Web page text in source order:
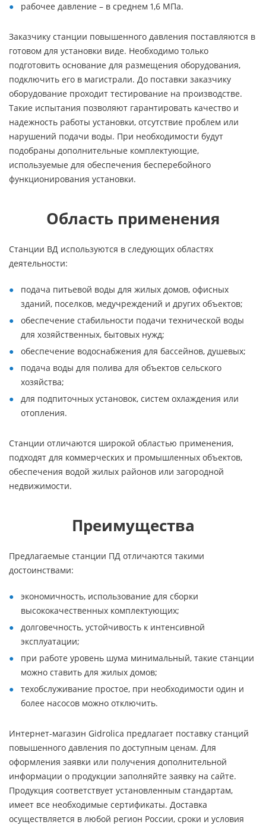
рабочее давление – в среднем 1,6 МПа.
Заказчику станции повышенного давления поставляются в
готовом для установки виде. Необходимо только
подготовить основание для размещения оборудования,
подключить его в магистрали. До поставки заказчику
оборудование проходит тестирование на производстве.
Такие испытания позволяют гарантировать качество и
надежность работы установки, отсутствие проблем или
нарушений подачи воды. При необходимости будут
подобраны дополнительные комплектующие,
используемые для обеспечения бесперебойного
функционирования установки.
Область применения
Станции ВД используются в следующих областях
деятельности:
подача питьевой воды для жилых домов, офисных
зданий, поселков, медучреждений и других объектов;
обеспечение стабильности подачи технической воды
для хозяйственных, бытовых нужд;
обеспечение водоснабжения для бассейнов, душевых;
подача воды для полива для объектов сельского
хозяйства;
для подпиточных установок, систем охлаждения или
отопления.
Станции отличаются широкой областью применения,
подходят для коммерческих и промышленных объектов,
обеспечения водой жилых районов или загородной
недвижимости.
Преимущества
Предлагаемые станции ПД отличаются такими
достоинствами:
экономичность, использование для сборки
высококачественных комплектующих;
долговечность, устойчивость к интенсивной
эксплуатации;
при работе уровень шума минимальный, такие станции
можно ставить для жилых домов;
техобслуживание простое, при необходимости один и
более насосов можно отключить.
Интернет-магазин Gidrolica предлагает поставку станций
повышенного давления по доступным ценам. Для
оформления заявки или получения дополнительной
информации о продукции заполняйте заявку на сайте.
Продукция соответствует установленным стандартам,
имеет все необходимые сертификаты. Доставка
осуществляется в любой регион России, сроки и условия